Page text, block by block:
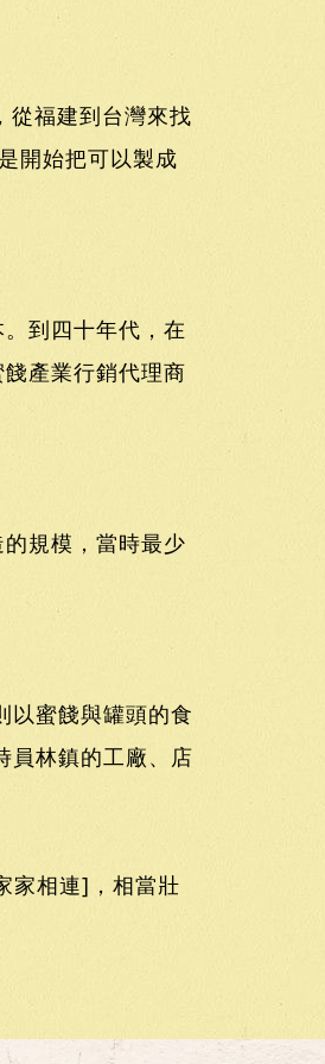
從福建到台灣來找
開始把可以製成
到四十年代，在
產業行銷代理商
規模，當時最少
以蜜餞與罐頭的食
員林鎮的工廠、店
家相連]，相當壯